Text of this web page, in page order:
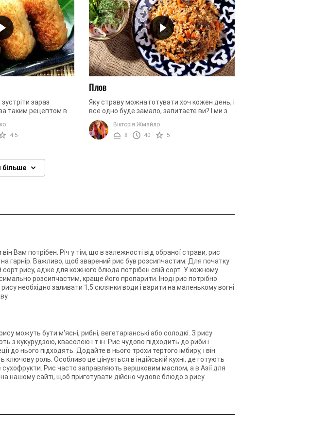
зараз
таким рецептом ви
додати до
сир ...
4.5
Плов
Яку страву можна готувати хоч кожен день, і
все одно буде замало, запитаєте ви? І ми з
упевненістю відповімо - це плов. З
смаковими якостями плову ...
Вікторія Жмайло
8
40 5
більше
Вам потрібен. Річ у тім, що в залежності від обраної страви, рис
гарнір. Важливо, щоб зварений рис був розсипчастим. Для початку
рису, адже для кожного блюда потрібен свій сорт. У кожному
розсипчастим, краще його пропарити. Іноді рис потрібно
необхідно заливати 1,5 склянки води і варити на маленькому вогні
можуть бути м'ясні, рибні, вегетаріанські або солодкі. З рису
з кукурудзою, квасолею і т.ін. Рис чудово підходить до риби і
до нього підходять. Додайте в нього трохи тертого імбиру, і він
ключову роль. Особливо це цінується в індійській кухні, де готують
Рис часто заправляють вершковим маслом, а в Азії для
нашому сайті, щоб приготувати дійсно чудове блюдо з рису.